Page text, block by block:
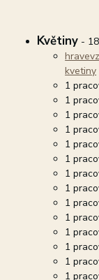
Květiny -
kvetiny
1
1
1
1
1
1
1
1
1
1
1
1
1
1